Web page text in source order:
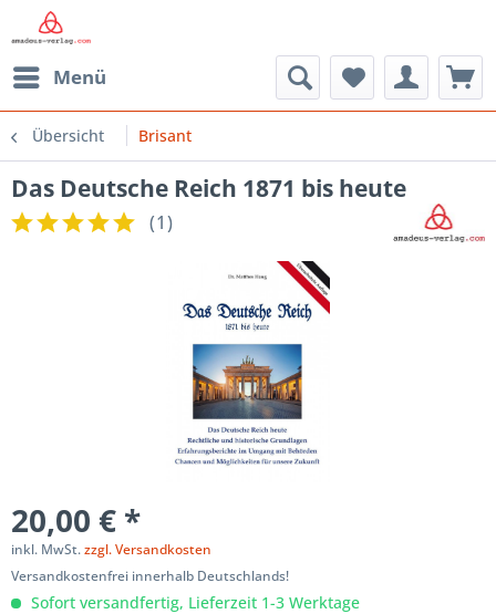
Menü
Übersicht Brisant
Das Deutsche Reich 1871 bis heute
(1)
20,00 € *
inkl. MwSt.zzgl. Versandkosten
Versandkostenfrei innerhalb Deutschlands!
Sofort versandfertig, Lieferzeit 1-3 Werktage